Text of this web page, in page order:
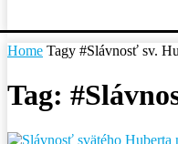
Home Tagy #Slávnosť sv.
Tag: